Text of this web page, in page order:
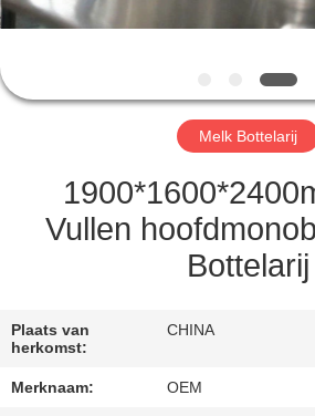
VERZOEK
CITAAT
PRIVACY
POLICY
Melk Bottelarij
Vullen
Bottelarij
Plaats van
herkomst:
CHINA
Merknaam: OEM